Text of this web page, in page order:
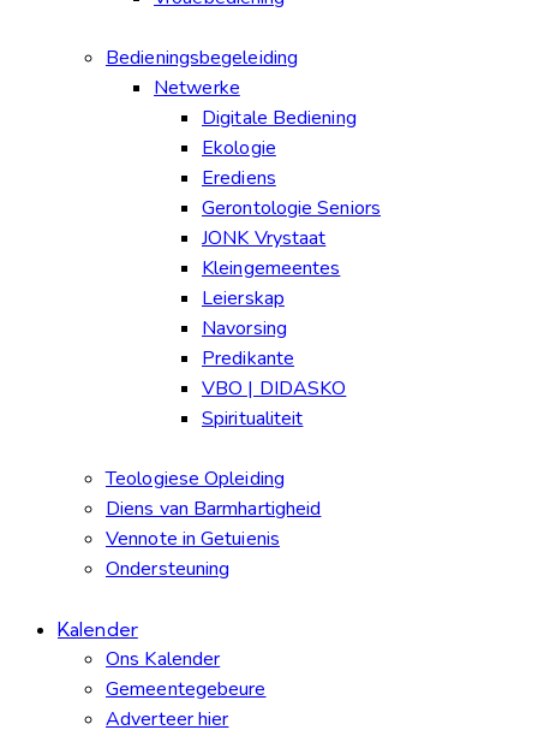
Bedieningsbegeleiding
Netwerke
Digitale Bediening
Ekologie
Erediens
Gerontologie Seniors
JONK Vrystaat
Kleingemeentes
Leierskap
Navorsing
Predikante
VBO | DIDASKO
Spiritualiteit
Teologiese Opleiding
Diens van Barmhartigheid
Vennote in Getuienis
Ondersteuning
Kalender
Ons Kalender
Gemeentegebeure
Adverteer hier